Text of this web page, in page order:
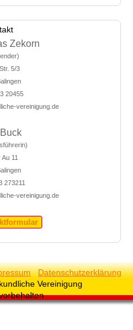
Zekorn
5/3
20455
vereinigung.de
11
273211
vereinigung.de
Datenschutzerklärung
Vereinigung